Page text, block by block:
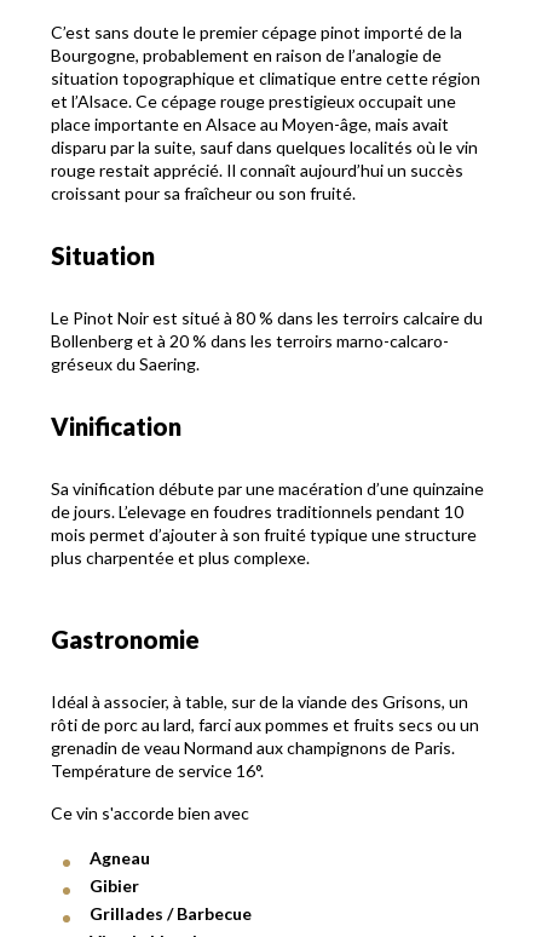
C’est sans doute le premier cépage pinot importé de la
Bourgogne, probablement en raison de l’analogie de
situation topographique et climatique entre cette région
et l’Alsace. Ce cépage rouge prestigieux occupait une
place importante en Alsace au Moyen-âge, mais avait
disparu par la suite, sauf dans quelques localités où le vin
rouge restait apprécié. Il connaît aujourd’hui un succès
croissant pour sa fraîcheur ou son fruité.
Situation
Le Pinot Noir est situé à 80 % dans les terroirs calcaire du
Bollenberg et à 20 % dans les terroirs marno-calcaro-
gréseux du Saering.
Vinification
Sa vinification débute par une macération d’une quinzaine
de jours. L’elevage en foudres traditionnels pendant 10
mois permet d’ajouter à son fruité typique une structure
plus charpentée et plus complexe.
Gastronomie
Idéal à associer, à table, sur de la viande des Grisons, un
rôti de porc au lard, farci aux pommes et fruits secs ou un
grenadin de veau Normand aux champignons de Paris.
Température de service 16°.
Ce vin s'accorde bien avec
Agneau
Gibier
Grillades / Barbecue